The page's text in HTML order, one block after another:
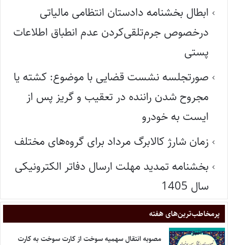
ابطال بخشنامه دادستان انتظامی مالیاتی
درخصوص جرم‌تلقی‌کردن عدم انطباق اطلاعات
پستی
صورتجلسه نشست قضایی با موضوع: کشته یا
مجروح شدن راننده در تعقیب و گریز پس از
ایست به خودرو
زمان شارژ کالابرگ مرداد برای گروه‌های مختلف
بخشنامه تمدید مهلت ارسال دفاتر الکترونیکی
سال 1405
پر‌مخاطب‌ترین‌های هفته
مصوبه انتقال سهمیه سوخت از کارت سوخت به کارت